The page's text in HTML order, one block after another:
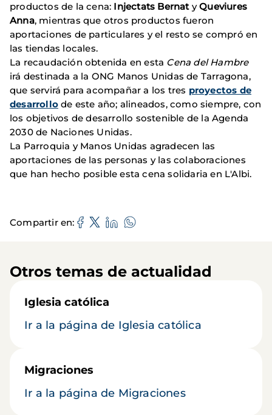
productos de la cena: Injectats BernatyQueviures
Anna, mientras que otros productos fueron
aportaciones de particulares y el resto se compró en
las tiendas locales.
La recaudación obtenida en esta Cena del Hambre
irá destinada a la ONG Manos Unidas de Tarragona,
que servirá para acompañar a los tres proyectos de
desarrollo de este año; alineados, como siempre, con
los objetivos de desarrollo sostenible de la Agenda
2030 de Naciones Unidas.
La Parroquia y Manos Unidas agradecen las
aportaciones de las personas y las colaboraciones
que han hecho posible esta cena solidaria en L'Albi.
Compartir en
Otros temas de actualidad
Iglesia católica
Ir a la página de Iglesia católica
Migraciones
Ir a la página de Migraciones